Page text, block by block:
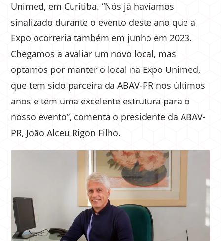
Unimed, em Curitiba. “Nós já havíamos
sinalizado durante o evento deste ano que a
Expo ocorreria também em junho em 2023.
Chegamos a avaliar um novo local, mas
optamos por manter o local na Expo Unimed,
que tem sido parceira da ABAV-PR nos últimos
anos e tem uma excelente estrutura para o
nosso evento”, comenta o presidente da ABAV-
PR, João Alceu Rigon Filho.